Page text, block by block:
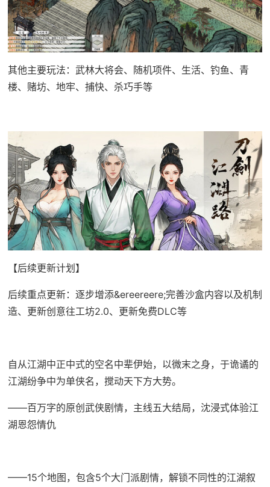
其他主要玩法：武林大将会、随机项件、生活、钓鱼、青
楼、赌坊、地牢、捕快、杀巧手等
【后续更新计划】
后续重点更新：逐步增添&ereereere;完善沙盒内容以及机制
造、更新创意往工坊2.0、更新免费DLC等
自从江湖中正中式的空名中辈伊始，以微末之身，于诡谲的
江湖纷争中为单侠名，搅动天下方大势。
——百万字的原创武侠剧情，主线五大结局，沈浸式体验江
湖恩怨情仇
——15个地图，包含5个大门派剧情，解锁不同性的江湖叙